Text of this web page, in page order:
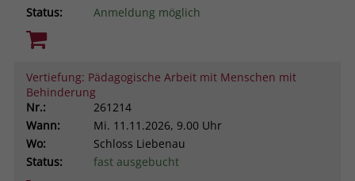
Status:
Anmeldung möglich
Vertiefung: Pädagogische Arbeit mit Menschen mit
Behinderung
Nr.:
261214
Wann:
Mi. 11.11.2026, 9.00 Uhr
Wo:
Schloss Liebenau
Status:
fast ausgebucht